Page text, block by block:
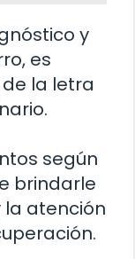
y
es
la letra
según
brindarle
atención